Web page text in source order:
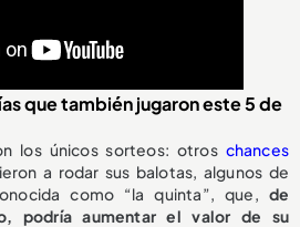
que también jugaron este 5 de
los únicos sorteos: otros chances
a rodar sus balotas, algunos de
como “la quinta”, que, de
podría aumentar el valor de su